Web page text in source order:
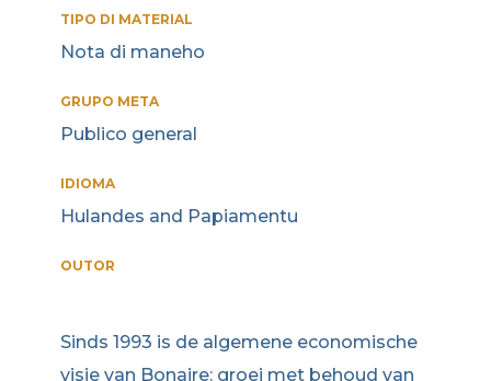
TIPO DI MATERIAL
Nota di maneho
GRUPO META
Publico general
IDIOMA
Hulandes and Papiamentu
OUTOR
Sinds 1993 is de algemene economische
visie van Bonaire: groei met behoud van